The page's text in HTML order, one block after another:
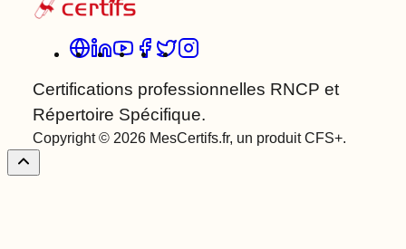
Certifications professionnelles RNCP et
Répertoire Spécifique.
Copyright © 2026 MesCertifs.fr, un produit CFS+.